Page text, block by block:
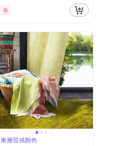
券
漸層質感顏色